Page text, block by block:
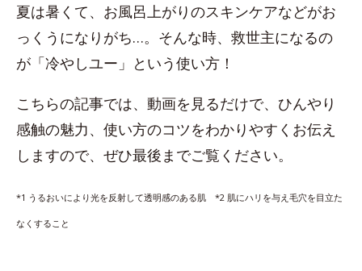
夏は暑くて、お風呂上がりのスキンケアなどがお
っくうになりがち…。そんな時、救世主になるの
が「冷やしユー」という使い方！
こちらの記事では、動画を見るだけで、ひんやり
感触の魅力、使い方のコツをわかりやすくお伝え
しますので、ぜひ最後までご覧ください。
*1 うるおいにより光を反射して透明感のある肌 *2 肌にハリを与え毛穴を目立た
なくすること